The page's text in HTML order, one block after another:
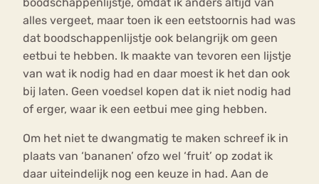
boodschappenlijstje, omdat ik anders altijd van
alles vergeet, maar toen ik een eetstoornis had was
dat boodschappenlijstje ook belangrijk om geen
eetbui te hebben. Ik maakte van tevoren een lijstje
van wat ik nodig had en daar moest ik het dan ook
bij laten. Geen voedsel kopen dat ik niet nodig had
of erger, waar ik een eetbui mee ging hebben.
Om het niet te dwangmatig te maken schreef ik in
plaats van ‘bananen’ ofzo wel ‘fruit’ op zodat ik
daar uiteindelijk nog een keuze in had. Aan de